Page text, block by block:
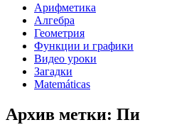
Арифметика
Алгебра
Геометрия
Функции и графики
Видео уроки
Загадки
Matemáticas
Архив метки: Пи